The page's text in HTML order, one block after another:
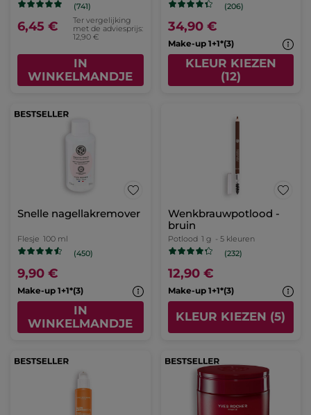
(741)
6,45 €
Ter vergelijking
met de adviesprijs:
12,90 €
IN
WINKELMANDJE
(206)
34,90 €
Make-up 1+1*(3)
KLEUR KIEZEN
(12)
Snelle nagellakremover
Flesje 100 ml
(450)
9,90 €
Make-up 1+1*(3)
IN
WINKELMANDJE
Wenkbrauwpotlood -
bruin
Potlood 1 g - 5 kleuren
(232)
12,90 €
Make-up 1+1*(3)
KLEUR KIEZEN (5)